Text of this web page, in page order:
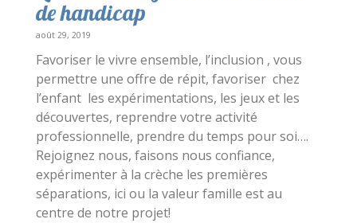
de handicap
août 29, 2019
Favoriser le vivre ensemble, l’inclusion , vous
permettre une offre de répit, favoriser chez
l’enfant les expérimentations, les jeux et les
découvertes, reprendre votre activité
professionnelle, prendre du temps pour soi….
Rejoignez nous, faisons nous confiance,
expérimenter à la crèche les premières
séparations, ici ou la valeur famille est au
centre de notre projet!